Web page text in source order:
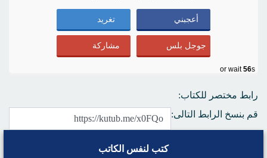
أعجبني تغريد
جوجل بلس مشاركة
or wait55s
رابط مختصر للكتاب:
قم بنسخ الرابط التالى:
كتب لنفس الكاتب